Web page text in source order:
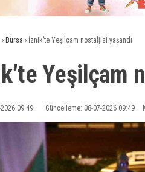
› Bursa › İznik’te Yeşilçam nostaljisi yaşandı
Yeşilçam
09:49 Güncelleme: 08-07-2026 09:49